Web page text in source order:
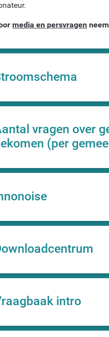
media en persvragen
vragen over
(per
intro